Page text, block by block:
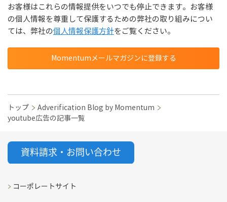
お客様はこれらの情報提供をいつでも停止できます。お客様
の個人情報を尊重して保護するための弊社の取り組みについ
ては、弊社の個人情報保護方針をご覧ください。
トップ
Adverification Blog by Momentum
youtube広告の記事一覧
コーポレートサイト